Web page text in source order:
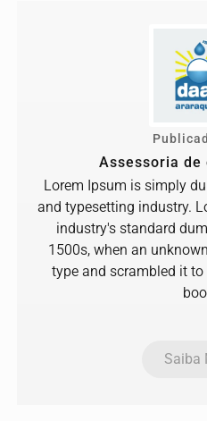
Assessoria de
Lorem Ipsum is simply
and typesetting industry.
industry's standard
1500s, when an
type and scrambled it
Saiba